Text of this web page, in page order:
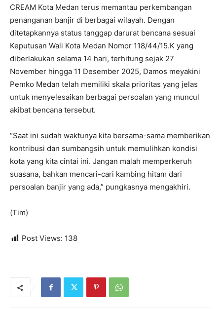
CREAM Kota Medan terus memantau perkembangan
penanganan banjir di berbagai wilayah. Dengan
ditetapkannya status tanggap darurat bencana sesuai
Keputusan Wali Kota Medan Nomor 118/44/15.K yang
diberlakukan selama 14 hari, terhitung sejak 27
November hingga 11 Desember 2025, Damos meyakini
Pemko Medan telah memiliki skala prioritas yang jelas
untuk menyelesaikan berbagai persoalan yang muncul
akibat bencana tersebut.
“Saat ini sudah waktunya kita bersama-sama memberikan
kontribusi dan sumbangsih untuk memulihkan kondisi
kota yang kita cintai ini. Jangan malah memperkeruh
suasana, bahkan mencari-cari kambing hitam dari
persoalan banjir yang ada,” pungkasnya mengakhiri.
(Tim)
Post Views: 138